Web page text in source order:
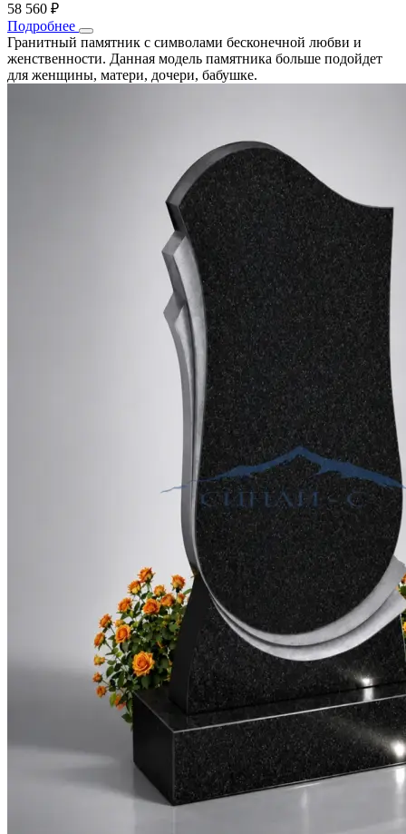
58 560 ₽
Подробнее
Гранитный памятник с символами бесконечной любви и
женственности. Данная модель памятника больше подойдет
для женщины, матери, дочери, бабушке.